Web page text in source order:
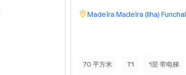
Madeira Madeira (Ilha) Funchal
70 平方米 T1 1层 带电梯